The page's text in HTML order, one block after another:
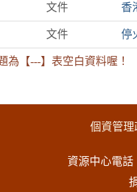
文件 香
文件 停
為【---】表空白資料喔！
個資管理
資源中心電話